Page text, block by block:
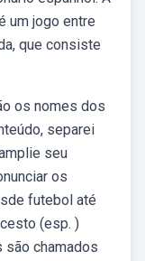
um jogo entre
que consiste
os nomes dos
separei
seu
os
futebol até
(esp. )
chamados